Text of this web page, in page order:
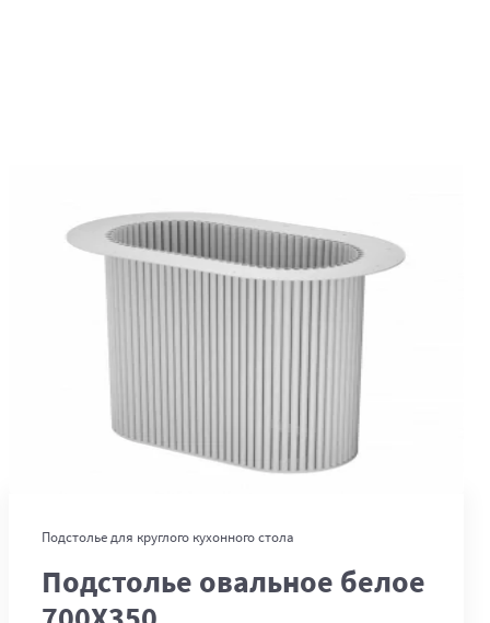
В корзину
Подстолье для круглого кухонного стола
Подстолье овальное белое